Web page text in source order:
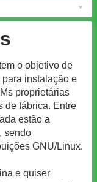
o objetivo de
instalação e
proprietárias
de fábrica. Entre
estão a
sendo
GNU/Linux.
e quiser